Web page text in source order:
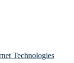
Technologies